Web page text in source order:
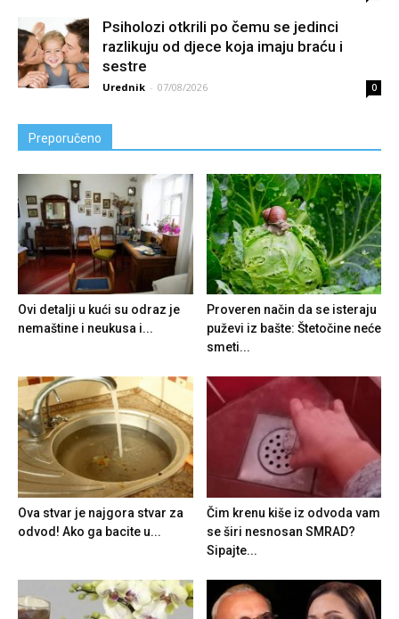
Psiholozi otkrili po čemu se jedinci
razlikuju od djece koja imaju braću i
sestre
Urednik - 07/08/2026 0
Preporučeno
Ovi detalji u kući su odraz je
nemaštine i neukusa i...
Proveren način da se isteraju
puževi iz bašte: Štetočine neće
smeti...
Ova stvar je najgora stvar za
odvod! Ako ga bacite u...
Čim krenu kiše iz odvoda vam
se širi nesnosan SMRAD?
Sipajte...